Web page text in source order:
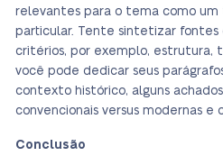
relevantes para o tema como
particular. Tente sintetizar fontes
critérios, por exemplo, estrutura,
você pode dedicar seus
contexto histórico, alguns
convencionais versus modernas e
Conclusão